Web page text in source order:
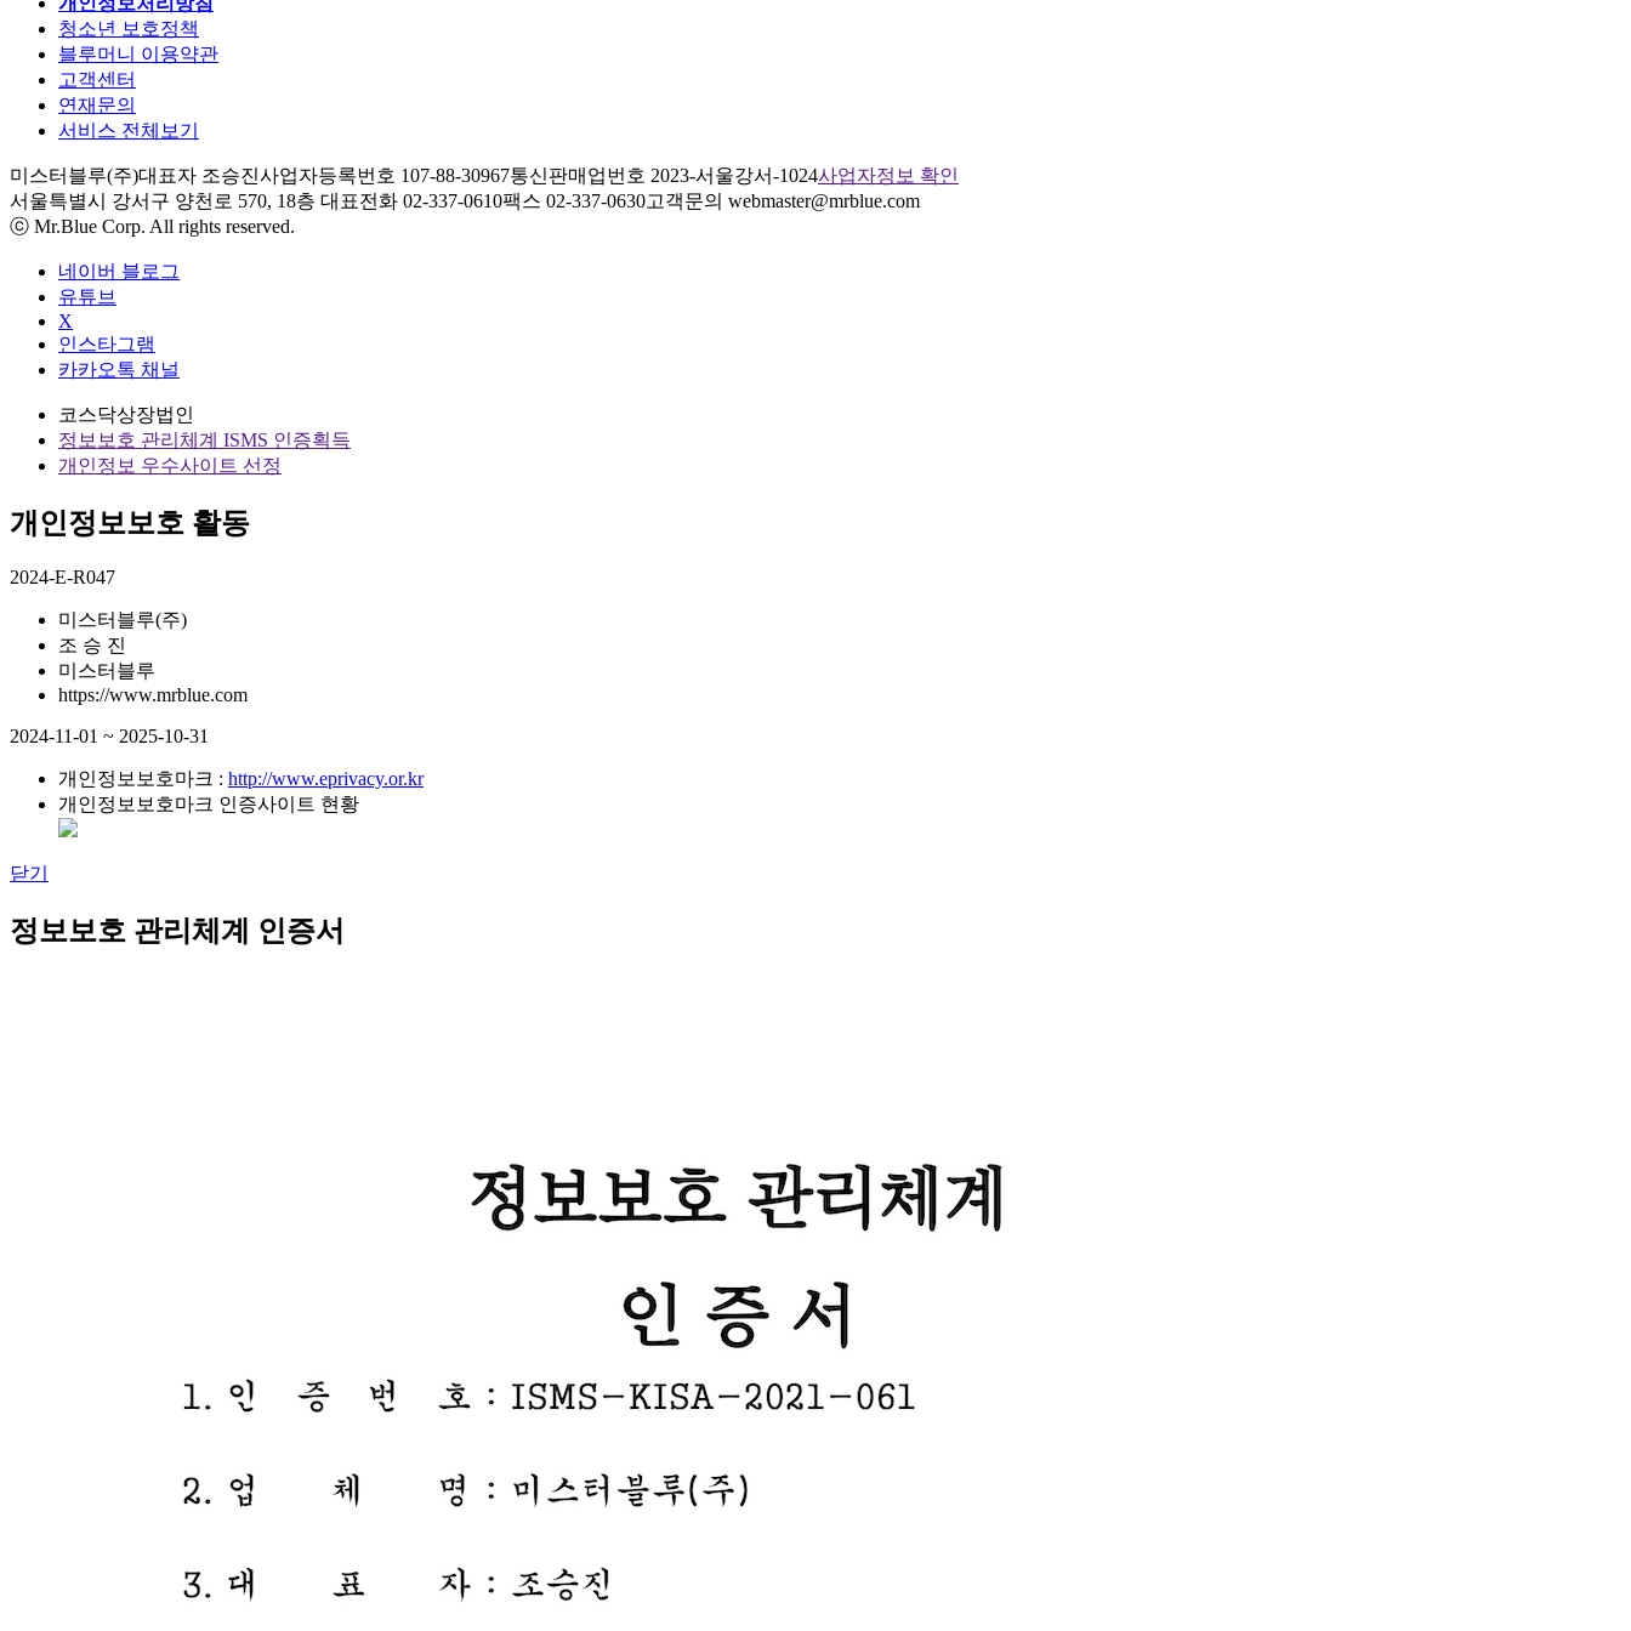
청소년 보호정책
블루머니 이용약관
고객센터
연재문의
서비스 전체보기
미스터블루(주)대표자 조승진사업자등록번호 107-88-30967통신판매업번호 2023-서울강서-1024사업자정보 확인
서울특별시 강서구 양천로 570, 18층 대표전화 02-337-0610팩스 02-337-0630고객문의 webmaster@mrblue.com
ⓒ Mr.Blue Corp. All rights reserved.
네이버 블로그
유튜브
X
인스타그램
카카오톡 채널
코스닥상장법인
정보보호 관리체계 ISMS 인증획득
개인정보 우수사이트 선정
개인정보보호 활동
2024-E-R047
미스터블루(주)
조 승 진
미스터블루
https://www.mrblue.com
2024-11-01 ~ 2025-10-31
개인정보보호마크 : http://www.eprivacy.or.kr
개인정보보호마크 인증사이트 현황
닫기
정보보호 관리체계 인증서